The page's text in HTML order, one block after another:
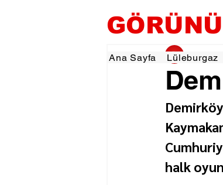
Ana Sayfa Lüleburgaz
halk